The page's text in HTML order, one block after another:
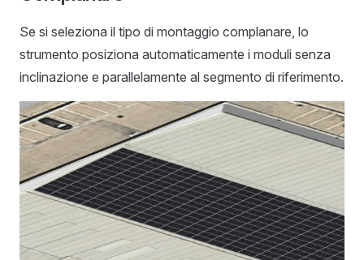
Se si seleziona il tipo di montaggio complanare, lo
strumento posiziona automaticamente i moduli senza
inclinazione e parallelamente al segmento di riferimento.